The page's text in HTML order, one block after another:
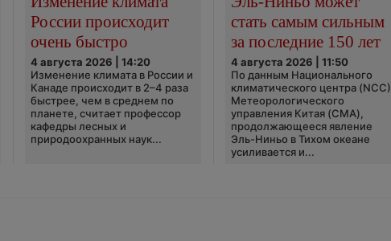
России происходит
очень быстро
4 августа 2026 | 14:20
Изменение климата в России и
Канаде происходит в 2–4 раза
быстрее, чем в среднем по
планете, считает профессор
кафедры лесных и
природоохранных наук...
стать самым сильным
за последние 150 лет
4 августа 2026 | 11:50
По данным Национального
климатического центра (NCC)
Метеорологического
управления Китая (CMA),
продолжающееся явление
Эль-Ниньо в Тихом океане
усиливается и...